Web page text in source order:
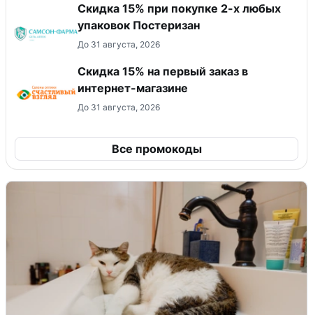
Скидка 15% при покупке 2-х любых
упаковок Постеризан
До 31 августа, 2026
Скидка 15% на первый заказ в
интернет-магазине
До 31 августа, 2026
Все промокоды